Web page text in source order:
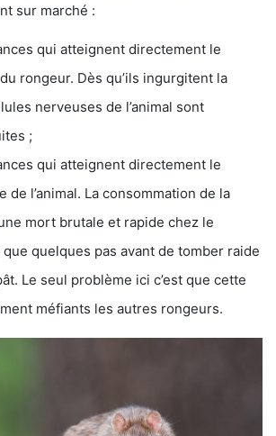
sur marché :
qui atteignent directement le
rongeur. Dès qu’ils ingurgitent la
nerveuses de l’animal sont
;
qui atteignent directement le
de l’animal. La consommation de la
mort brutale et rapide chez le
quelques pas avant de tomber raide
Le seul problème ici c’est que cette
méfiants les autres rongeurs.